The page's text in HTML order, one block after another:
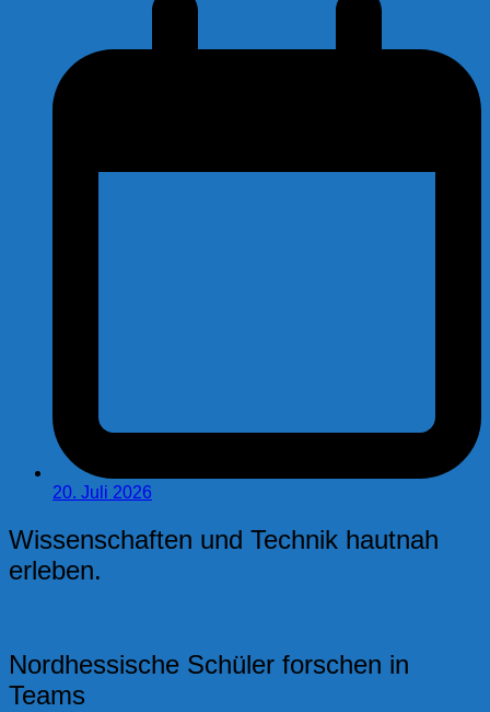
20. Juli 2026
Wissenschaften und Technik hautnah
erleben.
Nordhessische Schüler forschen in
Teams